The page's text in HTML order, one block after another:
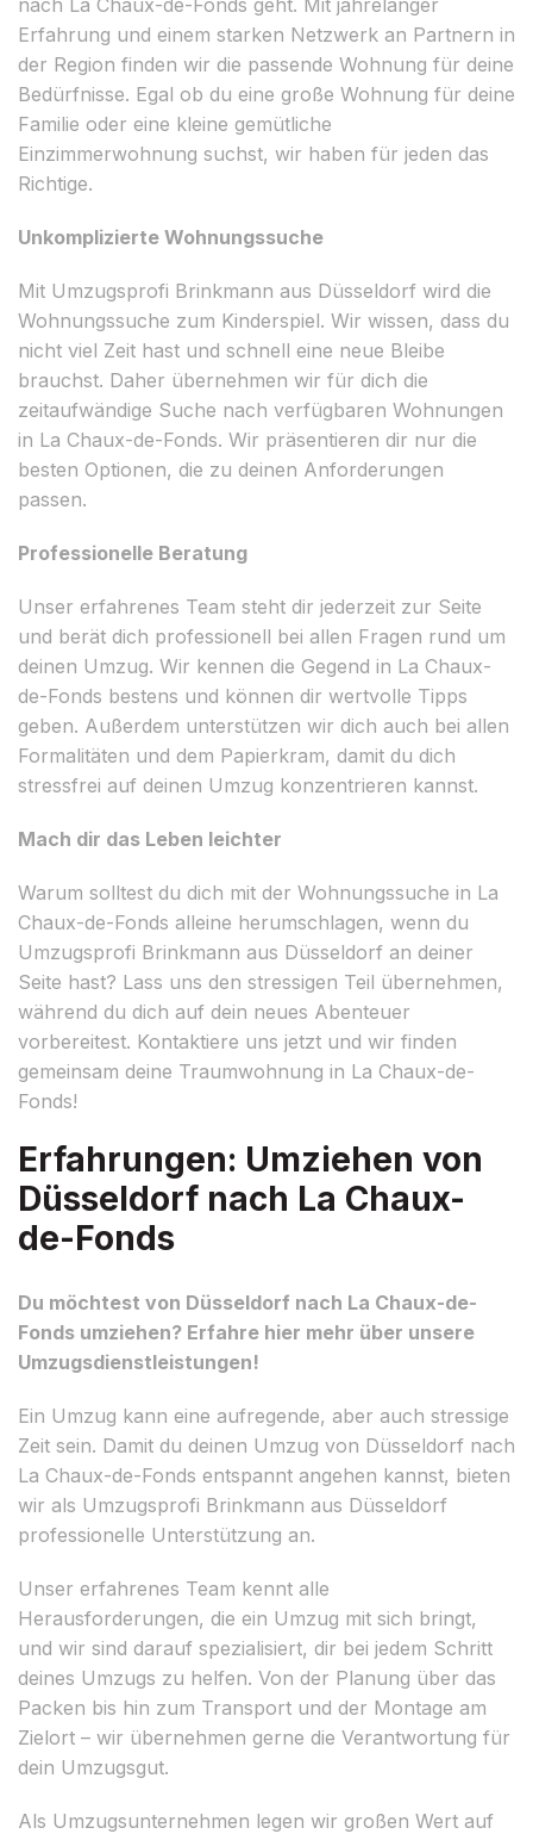
Erfahrung und einem starken Netzwerk an Partnern in
der Region finden wir die passende Wohnung für deine
Bedürfnisse. Egal ob du eine große Wohnung für deine
Familie oder eine kleine gemütliche
Einzimmerwohnung suchst, wir haben für jeden das
Richtige.
Unkomplizierte Wohnungssuche
Mit Umzugsprofi Brinkmann aus Düsseldorf wird die
Wohnungssuche zum Kinderspiel. Wir wissen, dass du
nicht viel Zeit hast und schnell eine neue Bleibe
brauchst. Daher übernehmen wir für dich die
zeitaufwändige Suche nach verfügbaren Wohnungen
in La Chaux-de-Fonds. Wir präsentieren dir nur die
besten Optionen, die zu deinen Anforderungen
passen.
Professionelle Beratung
Unser erfahrenes Team steht dir jederzeit zur Seite
und berät dich professionell bei allen Fragen rund um
deinen Umzug. Wir kennen die Gegend in La Chaux-
de-Fonds bestens und können dir wertvolle Tipps
geben. Außerdem unterstützen wir dich auch bei allen
Formalitäten und dem Papierkram, damit du dich
stressfrei auf deinen Umzug konzentrieren kannst.
Mach dir das Leben leichter
Warum solltest du dich mit der Wohnungssuche in La
Chaux-de-Fonds alleine herumschlagen, wenn du
Umzugsprofi Brinkmann aus Düsseldorf an deiner
Seite hast? Lass uns den stressigen Teil übernehmen,
während du dich auf dein neues Abenteuer
vorbereitest. Kontaktiere uns jetzt und wir finden
gemeinsam deine Traumwohnung in La Chaux-de-
Fonds!
Erfahrungen: Umziehen von
Düsseldorf nach La Chaux-
de-Fonds
Du möchtest von Düsseldorf nach La Chaux-de-
Fonds umziehen? Erfahre hier mehr über unsere
Umzugsdienstleistungen!
Ein Umzug kann eine aufregende, aber auch stressige
Zeit sein. Damit du deinen Umzug von Düsseldorf nach
La Chaux-de-Fonds entspannt angehen kannst, bieten
wir als Umzugsprofi Brinkmann aus Düsseldorf
professionelle Unterstützung an.
Unser erfahrenes Team kennt alle
Herausforderungen, die ein Umzug mit sich bringt,
und wir sind darauf spezialisiert, dir bei jedem Schritt
deines Umzugs zu helfen. Von der Planung über das
Packen bis hin zum Transport und der Montage am
Zielort – wir übernehmen gerne die Verantwortung für
dein Umzugsgut.
Als Umzugsunternehmen legen wir großen Wert auf